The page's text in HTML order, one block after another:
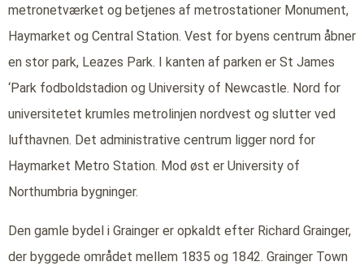
metronetværket og betjenes af metrostationer Monument,
Haymarket og Central Station. Vest for byens centrum åbner
en stor park, Leazes Park. I kanten af parken er St James
‘Park fodboldstadion og University of Newcastle. Nord for
universitetet krumles metrolinjen nordvest og slutter ved
lufthavnen. Det administrative centrum ligger nord for
Haymarket Metro Station. Mod øst er University of
Northumbria bygninger.
Den gamle bydel i Grainger er opkaldt efter Richard Grainger,
der byggede området mellem 1835 og 1842. Grainger Town